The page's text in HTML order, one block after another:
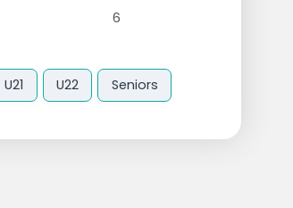
6
U21 U22 Seniors